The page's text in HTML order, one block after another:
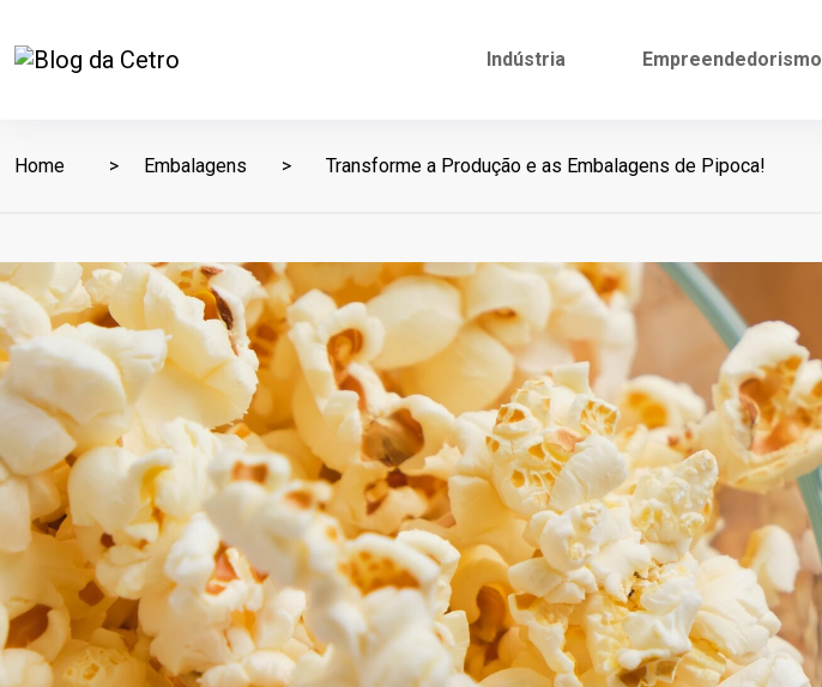
Indústria Empreendedorismo
Home Embalagens Transforme a Produção e as Embalagens de Pipoca!